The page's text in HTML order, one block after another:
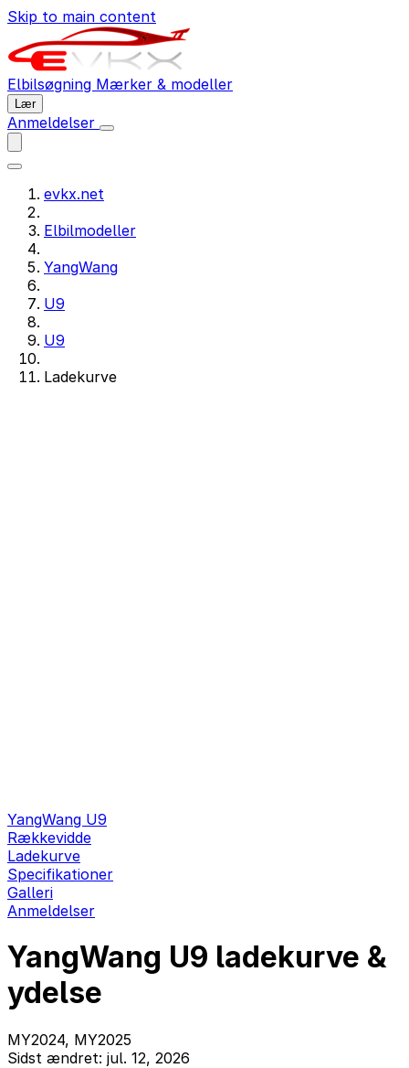
Skip to main content
Elbilsøgning Mærker & modeller
Lær
Anmeldelser
evkx.net
Elbilmodeller
YangWang
U9
U9
Ladekurve
YangWang U9
Rækkevidde
Ladekurve
Specifikationer
Galleri
Anmeldelser
YangWang U9 ladekurve &
ydelse
MY2024, MY2025
Sidst ændret: jul. 12, 2026